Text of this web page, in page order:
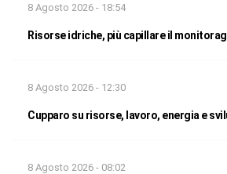
8 Agosto 2026 - 18:54
Risorse idriche, più capillare il
8 Agosto 2026 - 12:30
Cupparo su risorse, lavoro, energia e
8 Agosto 2026 - 08:02